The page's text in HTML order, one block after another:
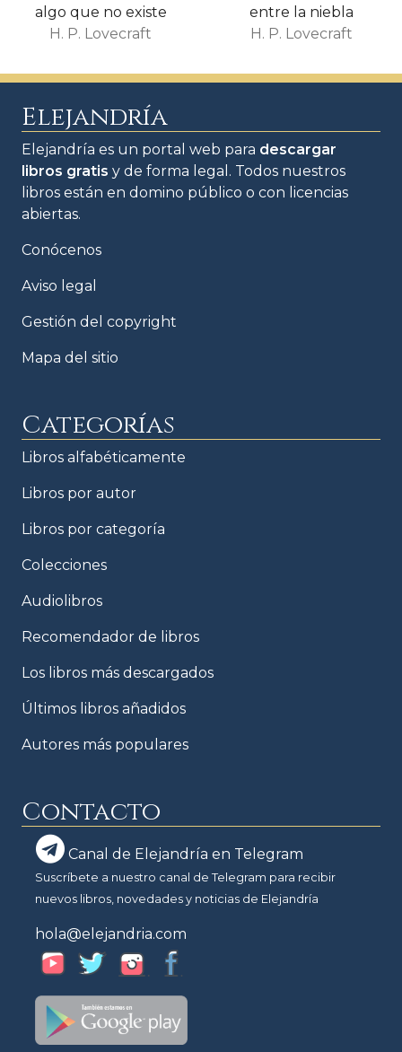
algo que no existe
H. P. Lovecraft
entre la niebla
H. P. Lovecraft
Elejandría
Elejandría es un portal web para descargar
libros gratis y de forma legal. Todos nuestros
libros están en domino público o con licencias
abiertas.
Conócenos
Aviso legal
Gestión del copyright
Mapa del sitio
Categorías
Libros alfabéticamente
Libros por autor
Libros por categoría
Colecciones
Audiolibros
Recomendador de libros
Los libros más descargados
Últimos libros añadidos
Autores más populares
Contacto
Canal de Elejandría en Telegram
Suscríbete a nuestro canal de Telegram para recibir
nuevos libros, novedades y noticias de Elejandría
hola@elejandria.com